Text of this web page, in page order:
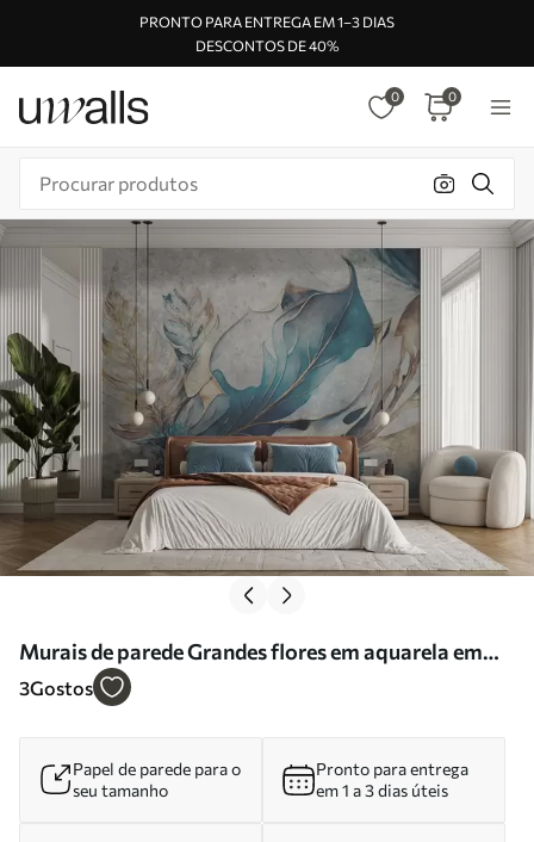
PRONTO PARA ENTREGA EM 1–3 DIAS
DESCONTOS DE 40%
0 0
Murais de parede Grandes flores em aquarela em
uma parede de concreto Nr. u93998
3Gostos
Papel de parede para o
seu tamanho
Pronto para entrega
em 1 a 3 dias úteis